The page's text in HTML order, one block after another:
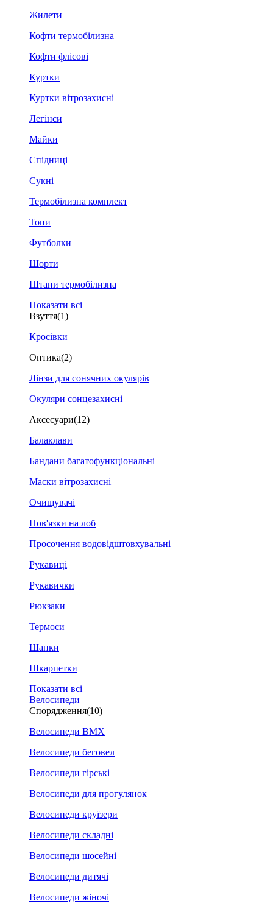
Жилети
Кофти термобілизна
Кофти флісові
Куртки
Куртки вітрозахисні
Легінси
Майки
Спідниці
Сукні
Термобілизна комплект
Топи
Футболки
Шорти
Штани термобілизна
Показати всі
Взуття(1)
Кросівки
Оптика(2)
Лінзи для сонячних окулярів
Окуляри сонцезахисні
Аксесуари(12)
Балаклави
Бандани багатофункціональні
Маски вітрозахисні
Очищувачі
Пов'язки на лоб
Просочення водовідштовхувальні
Рукавиці
Рукавички
Рюкзаки
Термоси
Шапки
Шкарпетки
Показати всі
Велосипеди
Спорядження(10)
Велосипеди BMX
Велосипеди беговел
Велосипеди гірські
Велосипеди для прогулянок
Велосипеди круїзери
Велосипеди складні
Велосипеди шосейні
Велосипеди дитячі
Велосипеди жіночі